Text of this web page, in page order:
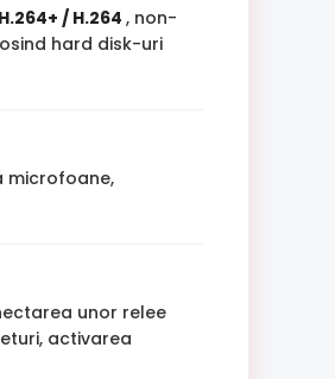
/ H.264 , non-
hard disk-uri
microfoane,
unor relee
activarea